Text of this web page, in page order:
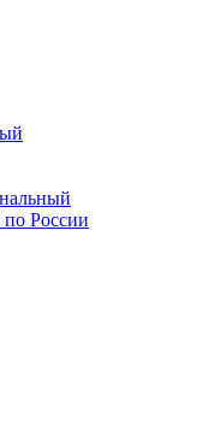
по России